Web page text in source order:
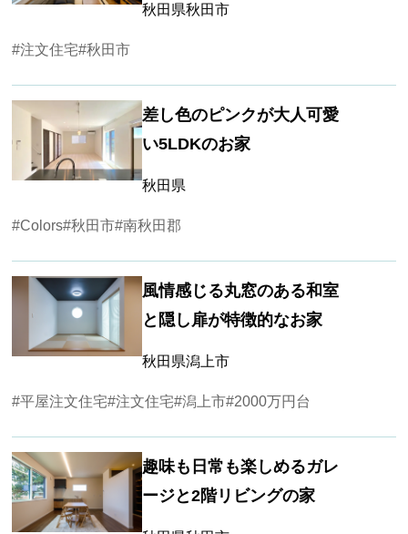
秋田県秋田市
#注文住宅#秋田市
差し色のピンクが大人可愛
い5LDKのお家
秋田県
#Colors#秋田市#南秋田郡
風情感じる丸窓のある和室
と隠し扉が特徴的なお家
秋田県潟上市
#平屋注文住宅#注文住宅#潟上市#2000万円台
趣味も日常も楽しめるガレ
ージと2階リビングの家